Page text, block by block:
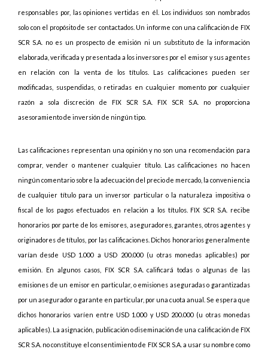
responsables por, las opiniones vertidas en él. Los individuos son nombrados
solo con el propósito de ser contactados. Un informe con una calificación de FIX
SCR S.A. no es un prospecto de emisión ni un substituto de la información
elaborada, verificada y presentada a los inversores por el emisor y sus agentes
en relación con la venta de los títulos. Las calificaciones pueden ser
modificadas, suspendidas, o retiradas en cualquier momento por cualquier
razón a sola discreción de FIX SCR S.A. FIX SCR S.A. no proporciona
asesoramiento de inversión de ningún tipo.
Las calificaciones representan una opinión y no son una recomendación para
comprar, vender o mantener cualquier título. Las calificaciones no hacen
ningún comentario sobre la adecuación del precio de mercado, la conveniencia
de cualquier título para un inversor particular o la naturaleza impositiva o
fiscal de los pagos efectuados en relación a los títulos. FIX SCR S.A. recibe
honorarios por parte de los emisores, aseguradores, garantes, otros agentes y
originadores de títulos, por las calificaciones. Dichos honorarios generalmente
varían desde USD 1.000 a USD 200.000 (u otras monedas aplicables) por
emisión. En algunos casos, FIX SCR S.A. calificará todas o algunas de las
emisiones de un emisor en particular, o emisiones aseguradas o garantizadas
por un asegurador o garante en particular, por una cuota anual. Se espera que
dichos honorarios varíen entre USD 1.000 y USD 200.000 (u otras monedas
aplicables). La asignación, publicación o diseminación de una calificación de FIX
SCR S.A. no constituye el consentimiento de FIX SCR S.A. a usar su nombre como